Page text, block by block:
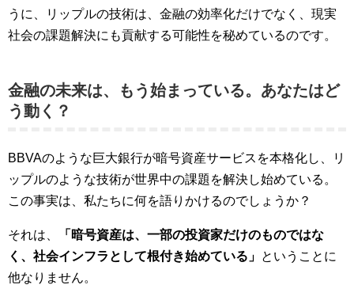
うに、リップルの技術は、金融の効率化だけでなく、現実
社会の課題解決にも貢献する可能性を秘めているのです。
金融の未来は、もう始まっている。あなたはど
う動く？
BBVAのような巨大銀行が暗号資産サービスを本格化し、リ
ップルのような技術が世界中の課題を解決し始めている。
この事実は、私たちに何を語りかけるのでしょうか？
それは、
「暗号資産は、一部の投資家だけのものではな
く、社会インフラとして根付き始めている」 ということに
他なりません。